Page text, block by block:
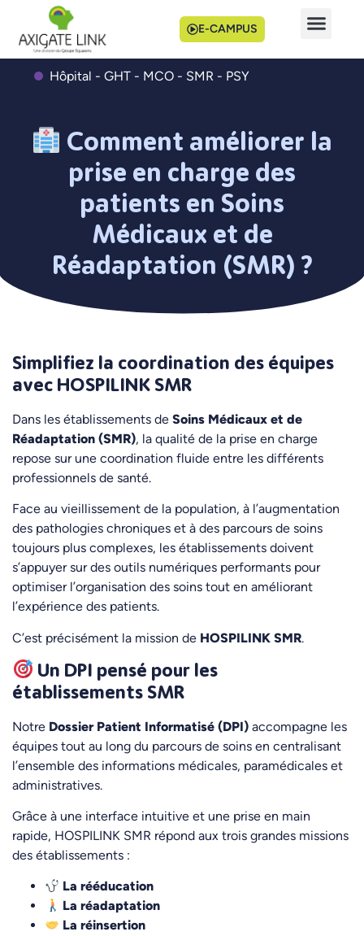
E-CAMPUS
Hôpital - GHT - MCO - SMR - PSY
Comment améliorer la
prise en charge des
patients en Soins
Médicaux et de
Réadaptation (SMR) ?
Simplifiez la coordination des équipes
avec HOSPILINK SMR
Dans les établissements de Soins Médicaux et de
Réadaptation (SMR), la qualité de la prise en charge
repose sur une coordination fluide entre les différents
professionnels de santé.
Face au vieillissement de la population, à l’augmentation
des pathologies chroniques et à des parcours de soins
toujours plus complexes, les établissements doivent
s’appuyer sur des outils numériques performants pour
optimiser l’organisation des soins tout en améliorant
l’expérience des patients.
C’est précisément la mission de HOSPILINK SMR.
Un DPI pensé pour les
établissements SMR
Notre Dossier Patient Informatisé (DPI) accompagne les
équipes tout au long du parcours de soins en centralisant
l’ensemble des informations médicales, paramédicales et
administratives.
Grâce à une interface intuitive et une prise en main
rapide, HOSPILINK SMR répond aux trois grandes missions
des établissements :
La rééducation
La réadaptation
La réinsertion